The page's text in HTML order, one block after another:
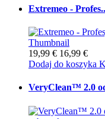
Extremeo -
19,99 € 16,99 €
Dodaj do koszyka
VeryClean™ 2.0